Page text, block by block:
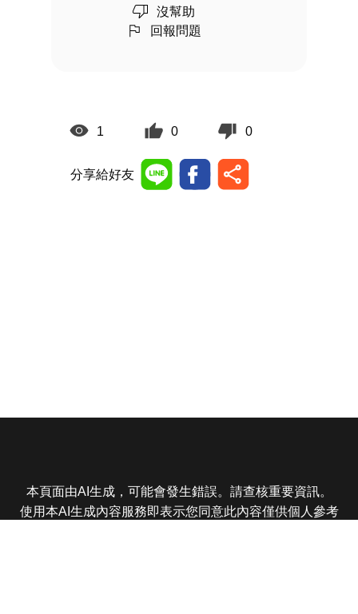
沒幫助
回報問題
1 0 0
分享給好友
本頁面由AI生成，可能會發生錯誤。請查核重要資訊。
使用本AI生成內容服務即表示您同意此內容僅供個人參考